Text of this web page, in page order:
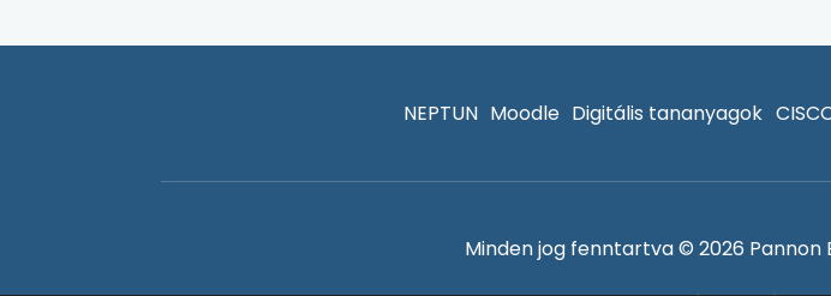
NEPTUN Moodle Digitális tananyagok
Minden jog fenntartva © 2026 Pannon